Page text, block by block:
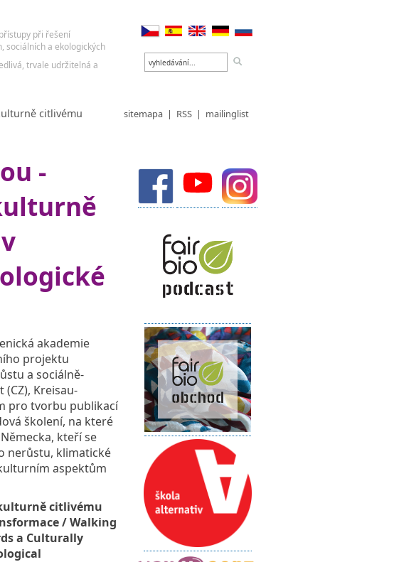
sitemapa | RSS | mailinglist
citlivému
-
akademie
projektu
a sociálně-
Kreisau-
pro tvorbu publikací
školení, na které
kteří se
nerůstu, klimatické
aspektům
citlivému
/ Walking
a Culturally